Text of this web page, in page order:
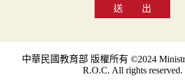
送 出
中華民國教育部 版權所有 ©2024
R.O.C. All rights reserved.